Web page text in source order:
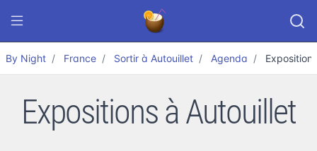
By Night France Sortir à Autouillet Agenda Exposition
Expositions à Autouillet